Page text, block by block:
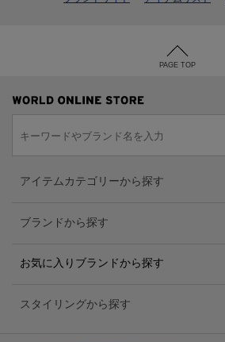
PAGE TOP
アイテムカテゴリーから探す
ブランドから探す
お気に入りブランドから探す
スタイリングから探す